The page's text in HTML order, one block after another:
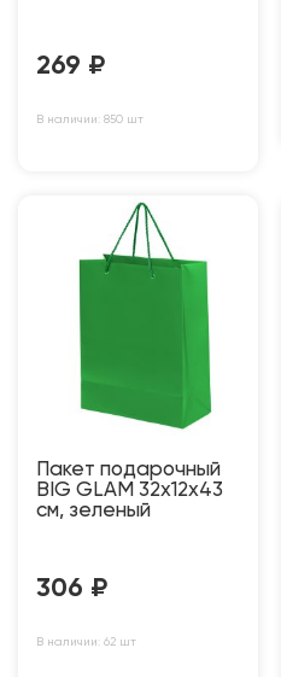
269 ₽
В наличии: 850 шт
Пакет подарочный
BIG GLAM 32х12х43
см, зеленый
306 ₽
В наличии: 62 шт